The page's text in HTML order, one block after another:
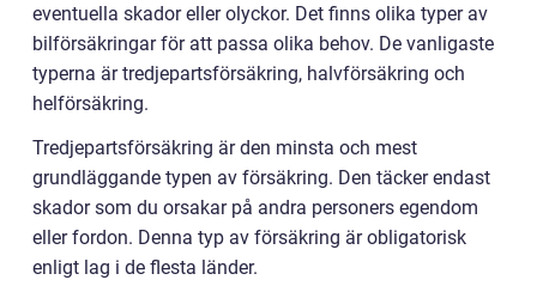
eventuella skador eller olyckor. Det finns olika typer av
bilförsäkringar för att passa olika behov. De vanligaste
typerna är tredjepartsförsäkring, halvförsäkring och
helförsäkring.
Tredjepartsförsäkring är den minsta och mest
grundläggande typen av försäkring. Den täcker endast
skador som du orsakar på andra personers egendom
eller fordon. Denna typ av försäkring är obligatorisk
enligt lag i de flesta länder.